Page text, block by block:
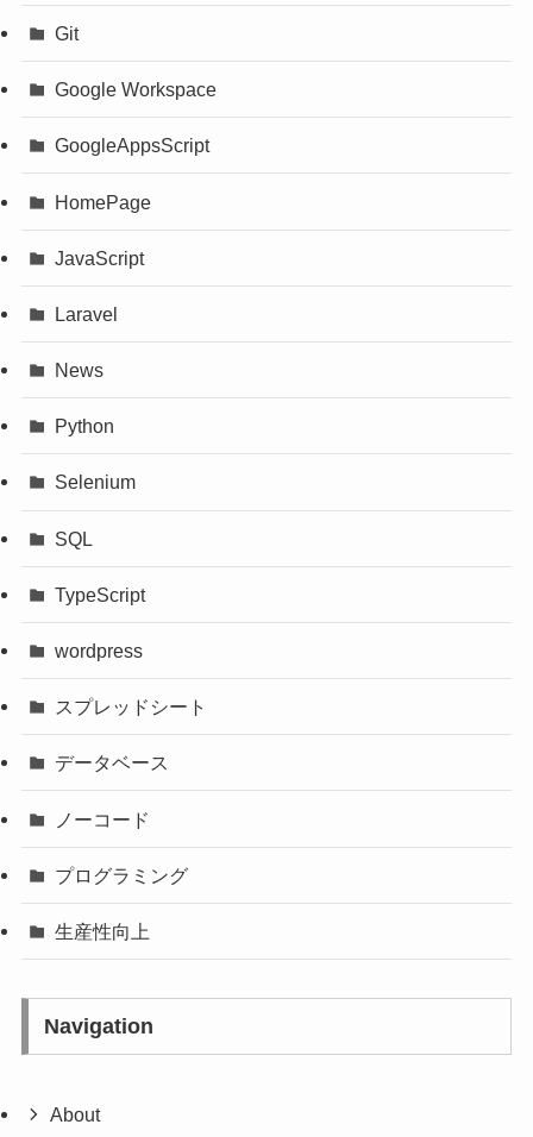
Git
Google Workspace
GoogleAppsScript
HomePage
JavaScript
Laravel
News
Python
Selenium
SQL
TypeScript
wordpress
スプレッドシート
データベース
ノーコード
プログラミング
生産性向上
Navigation
About